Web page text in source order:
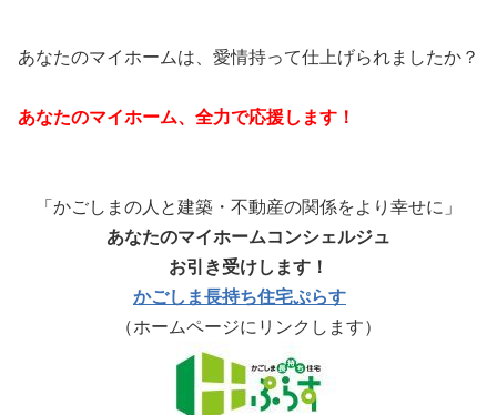
あなたのマイホームは、愛情持って仕上げられましたか？
あなたのマイホーム、全力で応援します！
「かごしまの人と建築・不動産の関係をより幸せに」
あなたのマイホームコンシェルジュ
お引き受けします！
かごしま長持ち住宅ぷらす
（ホームページにリンクします）